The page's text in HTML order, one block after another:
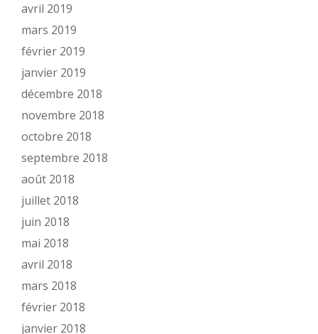
avril 2019
mars 2019
février 2019
janvier 2019
décembre 2018
novembre 2018
octobre 2018
septembre 2018
août 2018
juillet 2018
juin 2018
mai 2018
avril 2018
mars 2018
février 2018
janvier 2018